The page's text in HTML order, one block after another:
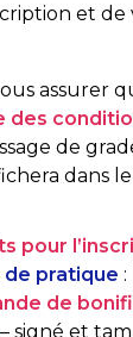
et de
assurer
des
de
dans
pour
pratique :
de
– signé et